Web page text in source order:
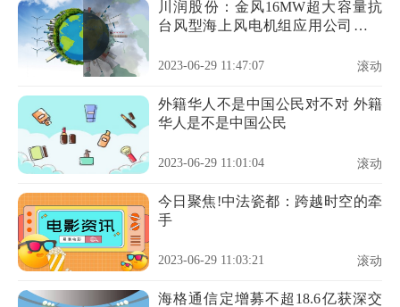
川润股份：金风16MW超大容量抗
台风型海上风电机组应用公司液冷
2023-06-29 11:47:07 滚动
外籍华人不是中国公民对不对 外籍
华人是不是中国公民
2023-06-29 11:01:04 滚动
今日聚焦!中法瓷都：跨越时空的牵
手
2023-06-29 11:03:21 滚动
海格通信定增募不超18.6亿获深交